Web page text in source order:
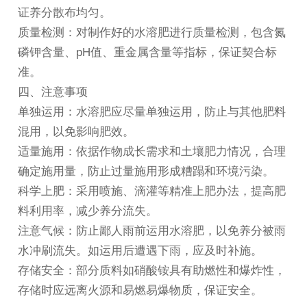
证养分散布均匀。
质量检测：对制作好的水溶肥进行质量检测，包含氮
磷钾含量、pH值、重金属含量等指标，保证契合标
准。
四、注意事项
单独运用：水溶肥应尽量单独运用，防止与其他肥料
混用，以免影响肥效。
适量施用：依据作物成长需求和土壤肥力情况，合理
确定施用量，防止过量施用形成糟蹋和环境污染。
科学上肥：采用喷施、滴灌等精准上肥办法，提高肥
料利用率，减少养分流失。
注意气候：防止鄙人雨前运用水溶肥 ，以免养分被雨
水冲刷流失。如运用后遭遇下雨，应及时补施。
存储安全：部分质料如硝酸铵具有助燃性和爆炸性，
存储时应远离火源和易燃易爆物质，保证安全。